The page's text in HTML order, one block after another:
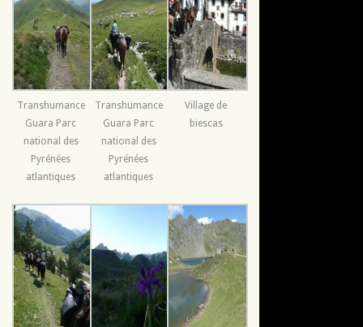
Transhumance
Guara Parc
national des
Pyrénées
atlantiques
Transhumance
Guara Parc
national des
Pyrénées
atlantiques
Village de
biescas